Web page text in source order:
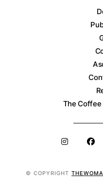
The
© COPYRIGHT